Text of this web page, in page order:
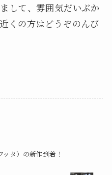
して、雰囲気だいぶか
くの方はどうぞのんび
タ）の新作到着！